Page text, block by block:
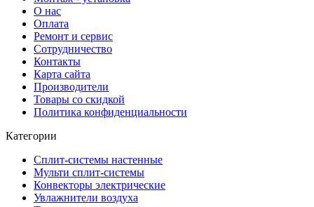
О нас
Оплата
Ремонт и сервис
Сотрудничество
Контакты
Карта сайта
Производители
Товары со скидкой
Политика конфиденциальности
Категории
Сплит-системы настенные
Мульти сплит-системы
Конвекторы электрические
Увлажнители воздуха